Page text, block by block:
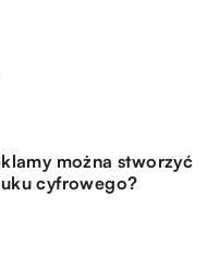
można stworzyć
cyfrowego?